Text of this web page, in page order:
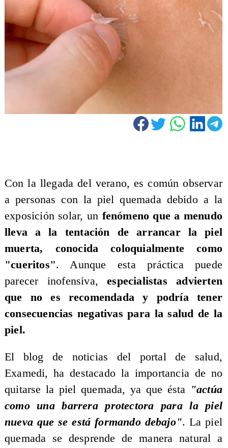
Con la llegada del verano, es común observar
a personas con la piel quemada debido a la
exposición solar, un fenómeno que a menudo
lleva a la tentación de arrancar la piel
muerta, conocida coloquialmente como
"cueritos". Aunque esta práctica puede
parecer inofensiva,especialistas advierten
que no es recomendada y podría tener
consecuencias negativas para la salud de la
piel.
El blog de noticias del portal de salud,
Examedi, ha destacado la importancia de no
quitarse la piel quemada, ya que ésta "actúa
como una barrera protectora para la piel
nueva que se está formando debajo". La piel
quemada se desprende de manera natural a